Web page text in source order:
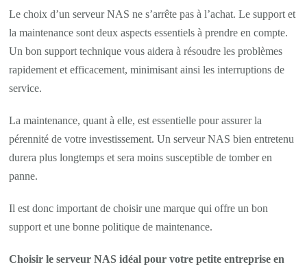
Le choix d’un serveur NAS ne s’arrête pas à l’achat. Le support et
la maintenance sont deux aspects essentiels à prendre en compte.
Un bon support technique vous aidera à résoudre les problèmes
rapidement et efficacement, minimisant ainsi les interruptions de
service.
La maintenance, quant à elle, est essentielle pour assurer la
pérennité de votre investissement. Un serveur NAS bien entretenu
durera plus longtemps et sera moins susceptible de tomber en
panne.
Il est donc important de choisir une marque qui offre un bon
support et une bonne politique de maintenance.
Choisir le serveur NAS idéal pour votre petite entreprise en